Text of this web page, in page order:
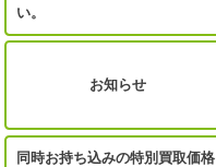
い。
お知らせ
同時お持ち込みの特別買取価格